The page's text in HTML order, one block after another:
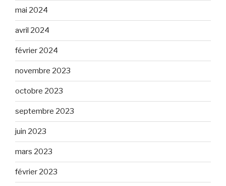
mai 2024
avril 2024
février 2024
novembre 2023
octobre 2023
septembre 2023
juin 2023
mars 2023
février 2023